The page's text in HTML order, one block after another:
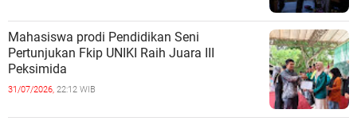
Mahasiswa prodi Pendidikan Seni
Pertunjukan Fkip UNIKI Raih Juara III
Peksimida
31/07/2026, 22:12 WIB